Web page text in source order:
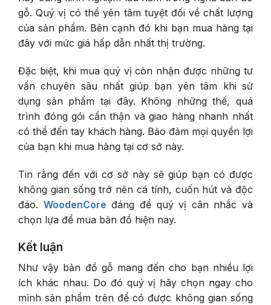
gỗ. Quý vị có thể yên tâm tuyệt đối về chất lượng
của sản phẩm. Bên cạnh đó khi bạn mua hàng tại
đây với mức giá hấp dẫn nhất thị trường.
Đặc biệt, khi mua quý vị còn nhận được những tư
vấn chuyên sâu nhất giúp bạn yên tâm khi sử
dụng sản phẩm tại đây. Không những thế, quá
trình đóng gói cẩn thận và giao hàng nhanh nhất
có thể đến tay khách hàng. Bảo đảm mọi quyền lợi
của bạn khi mua hàng tại cơ sở này.
Tin rằng đến với cơ sở này sẽ giúp bạn có được
không gian sống trở nên cá tính, cuốn hút và độc
đáo. WoodenCore đáng để quý vị cân nhắc và
chọn lựa để mua bản đồ hiện nay.
Kết luận
Như vậy bản đồ gỗ mang đến cho bạn nhiều lợi
ích khác nhau. Do đó quý vị hãy chọn ngay cho
mình sản phẩm trên để có được không gian sống